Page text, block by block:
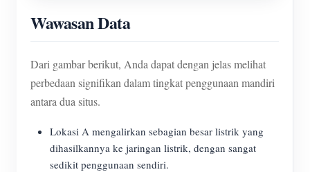
Wawasan Data
Dari gambar berikut, Anda dapat dengan jelas melihat
perbedaan signifikan dalam tingkat penggunaan mandiri
antara dua situs.
Lokasi A mengalirkan sebagian besar listrik yang
dihasilkannya ke jaringan listrik, dengan sangat
sedikit penggunaan sendiri.